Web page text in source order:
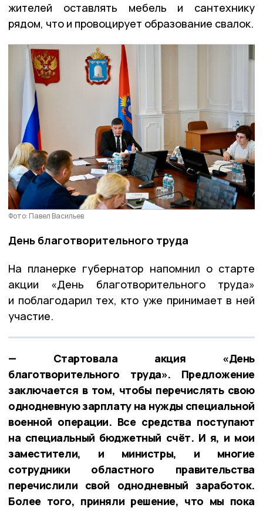
жителей оставлять мебель и сантехнику
рядом, что и провоцирует образование свалок.
Фото: Павел Васильев
День благотворительного труда
На планерке губернатор напомнил о старте
акции «День благотворительного труда»
и поблагодарил тех, кто уже принимает в ней
участие.
— Стартовала акция «День
благотворительного труда». Предложение
заключается в том, чтобы перечислять свою
однодневную зарплату на нужды специальной
военной операции. Все средства поступают
на специальный бюджетный счёт. И я, и мои
заместители, и министры, и многие
сотрудники областного правительства
перечислили свой однодневный заработок.
Более того, приняли решение, что мы пока